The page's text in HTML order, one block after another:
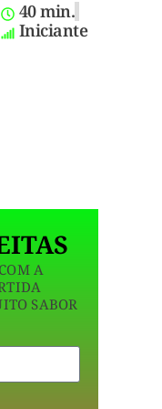
40 min.
Iniciante
A
SABOR